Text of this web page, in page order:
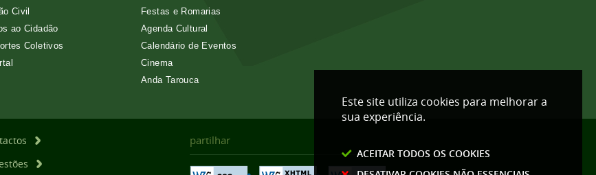
Civil
ao Cidadão
Coletivos
Festas e Romarias
Agenda Cultural
Calendário de Eventos
Cinema
Anda Tarouca
partilhar
Este site utiliza cookies para melhorar a
sua experiência.
ACEITAR TODOS OS COOKIES